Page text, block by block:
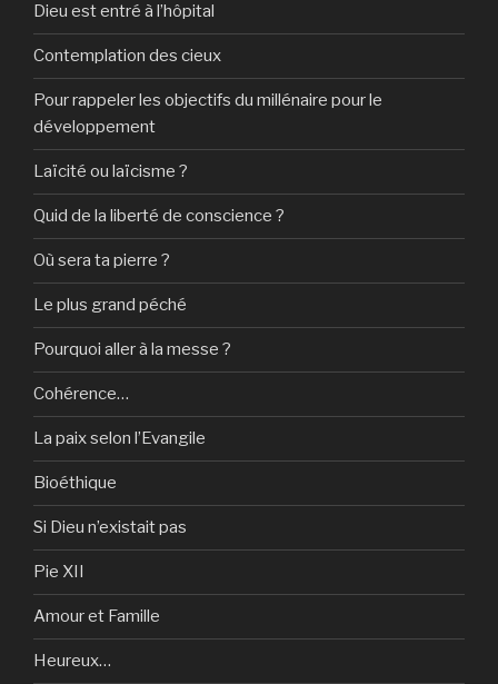
Dieu est entré à l’hôpital
Contemplation des cieux
Pour rappeler les objectifs du millénaire pour le
développement
Laïcité ou laïcisme ?
Quid de la liberté de conscience ?
Où sera ta pierre ?
Le plus grand péché
Pourquoi aller à la messe ?
Cohérence…
La paix selon l’Evangile
Bioéthique
Si Dieu n’existait pas
Pie XII
Amour et Famille
Heureux…